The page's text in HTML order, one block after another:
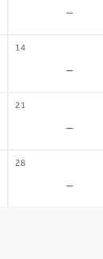
-
14
-
21
-
28
-